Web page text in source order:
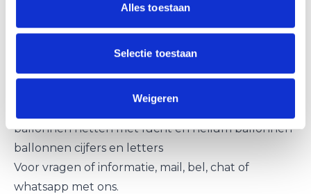
Alles toestaan
Selectie toestaan
Weigeren
ballondecoratiesin Purmerend.
helium ballon trossen
ballonnen slingers
reuze ballonnen decoraties
ballonnen netten met lucht en helium ballonnen
ballonnen cijfers en letters
Voor vragen of informatie, mail, bel, chat of
whatsapp met ons.